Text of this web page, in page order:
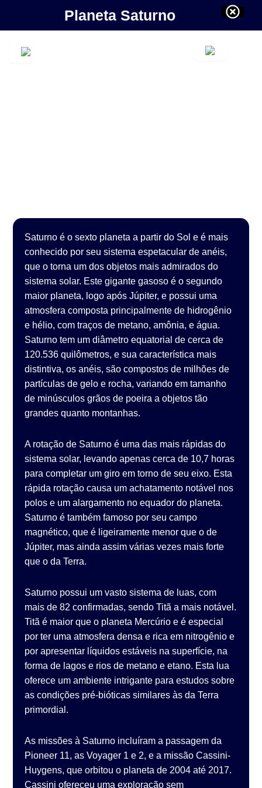
Planeta Saturno
Saturno é o sexto planeta a partir do Sol e é mais
conhecido por seu sistema espetacular de anéis,
que o torna um dos objetos mais admirados do
sistema solar. Este gigante gasoso é o segundo
maior planeta, logo após Júpiter, e possui uma
atmosfera composta principalmente de hidrogênio
e hélio, com traços de metano, amônia, e água.
Saturno tem um diâmetro equatorial de cerca de
120.536 quilômetros, e sua característica mais
distintiva, os anéis, são compostos de milhões de
partículas de gelo e rocha, variando em tamanho
de minúsculos grãos de poeira a objetos tão
grandes quanto montanhas.
A rotação de Saturno é uma das mais rápidas do
sistema solar, levando apenas cerca de 10,7 horas
para completar um giro em torno de seu eixo. Esta
rápida rotação causa um achatamento notável nos
polos e um alargamento no equador do planeta.
Saturno é também famoso por seu campo
magnético, que é ligeiramente menor que o de
Júpiter, mas ainda assim várias vezes mais forte
que o da Terra.
Saturno possui um vasto sistema de luas, com
mais de 82 confirmadas, sendo Titã a mais notável.
Titã é maior que o planeta Mercúrio e é especial
por ter uma atmosfera densa e rica em nitrogênio e
por apresentar líquidos estáveis na superfície, na
forma de lagos e rios de metano e etano. Esta lua
oferece um ambiente intrigante para estudos sobre
as condições pré-bióticas similares às da Terra
primordial.
As missões à Saturno incluíram a passagem da
Pioneer 11, as Voyager 1 e 2, e a missão Cassini-
Huygens, que orbitou o planeta de 2004 até 2017.
Cassini ofereceu uma exploração sem